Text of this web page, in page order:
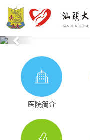
Previous
医院简介